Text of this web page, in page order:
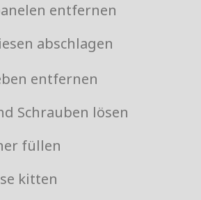
entfernen
abschlagen
entfernen
Schrauben lösen
füllen
kitten